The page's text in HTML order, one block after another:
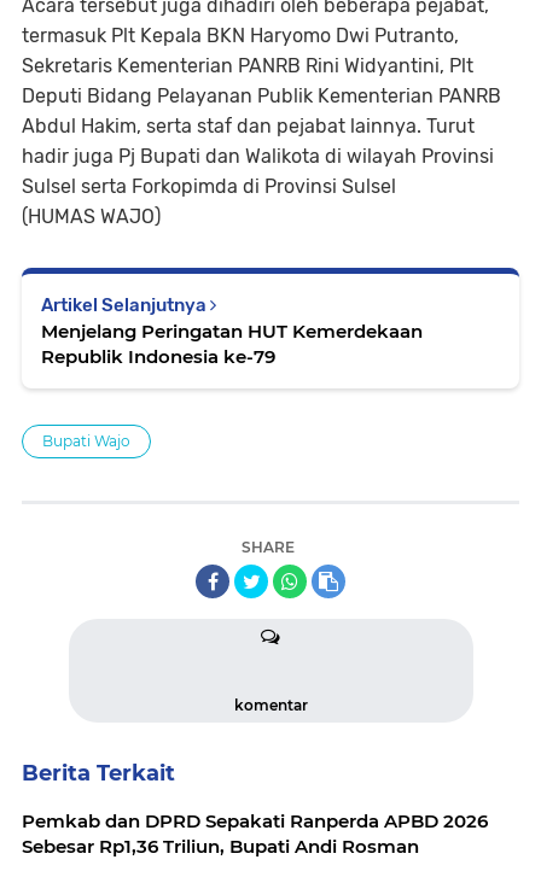
Acara tersebut juga dihadiri oleh beberapa pejabat,
termasuk Plt Kepala BKN Haryomo Dwi Putranto,
Sekretaris Kementerian PANRB Rini Widyantini, Plt
Deputi Bidang Pelayanan Publik Kementerian PANRB
Abdul Hakim, serta staf dan pejabat lainnya. Turut
hadir juga Pj Bupati dan Walikota di wilayah Provinsi
Sulsel serta Forkopimda di Provinsi Sulsel
(HUMAS WAJO)
Artikel Selanjutnya
Menjelang Peringatan HUT Kemerdekaan
Republik Indonesia ke-79
Bupati Wajo
SHARE
komentar
Berita Terkait
Pemkab dan DPRD Sepakati Ranperda APBD 2026
Sebesar Rp1,36 Triliun, Bupati Andi Rosman